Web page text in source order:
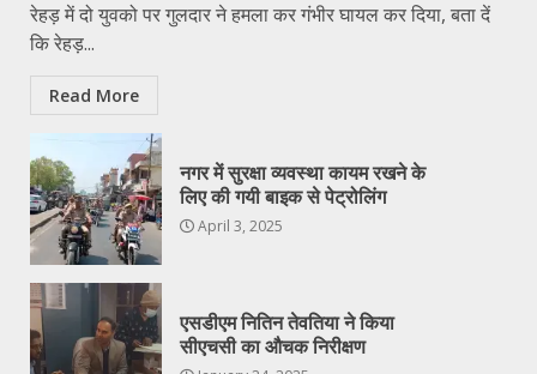
रेहड़ में दो युवको पर गुलदार ने हमला कर गंभीर घायल कर दिया, बता दें
कि रेहड़...
Read More
नगर में सुरक्षा व्यवस्था कायम रखने के
लिए की गयी बाइक से पेट्रोलिंग
April 3, 2025
एसडीएम नितिन तेवतिया ने किया
सीएचसी का औचक निरीक्षण